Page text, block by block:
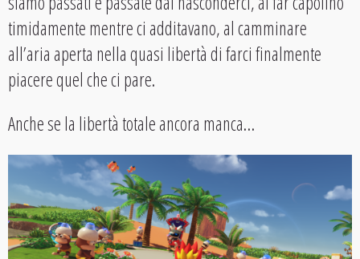
timidamente mentre ci additavano, al camminare
all’aria aperta nella quasi libertà di farci finalmente
piacere quel che ci pare.
Anche se la libertà totale ancora manca…